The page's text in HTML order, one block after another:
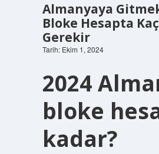
Almanyaya
Bloke Hesapta
Gerekir
Tarih: Ekim 1, 2024
2024
bloke
kadar?